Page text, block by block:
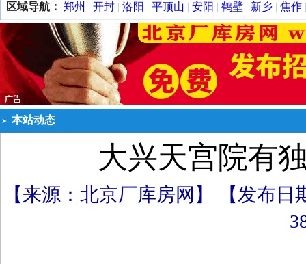
区域导航： 郑州 | 开封 | 洛阳 | 平顶山 | 安阳 | 鹤壁 | 新乡 | 焦作
本站动态
大兴天宫院有
【来源：北京厂库房网】 【发布日